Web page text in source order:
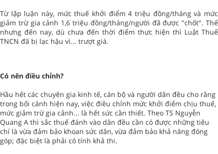
Từ lập luận này, mức thuế khởi điểm 4 triệu đồng/tháng và mức
giảm trừ gia cảnh 1,6 triệu đồng/tháng/người đã được "chốt". Thế
nhưng đến nay, dù chưa đến thời điểm thực hiện thì Luật Thuế
TNCN đã bị lạc hậu vì... trượt giá.
Có nên điều chỉnh?
Hầu hết các chuyên gia kinh tế, cán bộ và người dân đều cho rằng
trong bối cảnh hiện nay, việc điều chỉnh mức khởi điểm chịu thuế,
mức giảm trừ gia cảnh... là hết sức cần thiết. Theo TS Nguyễn
Quang A thì sắc thuế đánh vào dân đều cần có được những tiêu
chí là vừa đảm bảo khoan sức dân, vừa đảm bảo khả năng đóng
góp; đặc biệt là phải có tính khả thi.